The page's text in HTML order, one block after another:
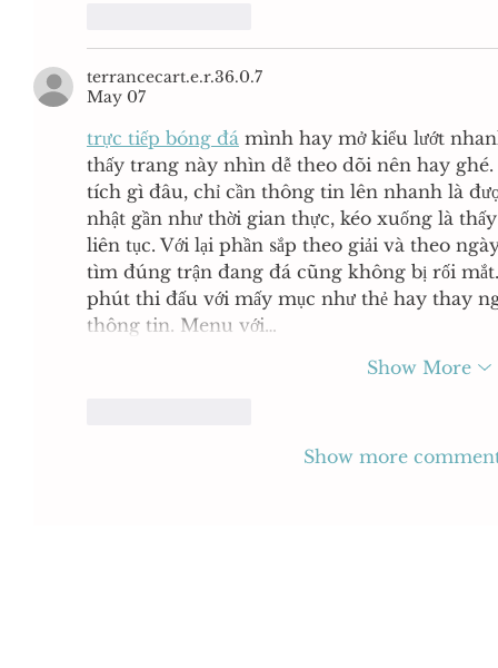
terrancecart.e.r.36.0.7
May 07
trực tiếp bóng đá mình hay mở kiểu lướt
thấy trang này nhìn dễ theo dõi nên hay
tích gì đâu, chỉ cần thông tin lên nhanh là
nhật gần như thời gian thực, kéo xuống là
liên tục. Với lại phần sắp theo giải và theo
tìm đúng trận đang đá cũng không bị rối
phút thi đấu với mấy mục như thẻ hay thay
thông tin. Menu với…
Show More
Show more